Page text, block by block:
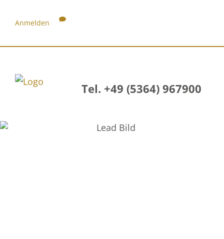
Anmelden
Tel. +49 (5364) 967900